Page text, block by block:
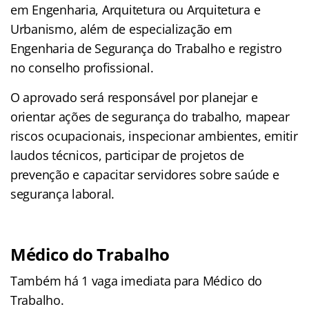
em Engenharia, Arquitetura ou Arquitetura e
Urbanismo, além de especialização em
Engenharia de Segurança do Trabalho e registro
no conselho profissional.
O aprovado será responsável por planejar e
orientar ações de segurança do trabalho, mapear
riscos ocupacionais, inspecionar ambientes, emitir
laudos técnicos, participar de projetos de
prevenção e capacitar servidores sobre saúde e
segurança laboral.
Médico do Trabalho
Também há 1 vaga imediata para Médico do
Trabalho.